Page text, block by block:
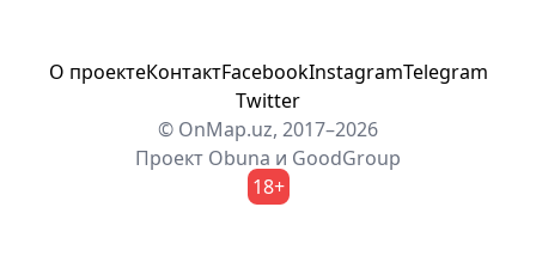
О проектеКонтактFacebookInstagramTelegram
Twitter
© OnMap.uz, 2017–2026
Проект Obuna и GoodGroup
18+